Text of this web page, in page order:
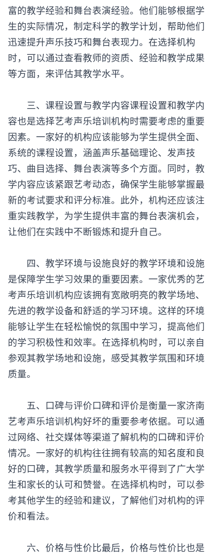
富的教学经验和舞台表演经验。他们能够根据学
生的实际情况，制定科学的教学计划，帮助他们
迅速提升声乐技巧和舞台表现力。在选择机构
时，可以通过查看教师的资质、经验和教学成果
等方面，来评估其教学水平。
三、课程设置与教学内容课程设置和教学内
容也是选择艺考声乐培训机构时需要考虑的重要
因素。一家好的机构应该能够为学生提供全面、
系统的课程设置，涵盖声乐基础理论、发声技
巧、曲目选择、舞台表演等多个方面。同时，教
学内容应该紧跟艺考动态，确保学生能够掌握最
新的考试要求和评分标准。此外，机构还应该注
重实践教学，为学生提供丰富的舞台表演机会，
让他们在实践中不断锻炼和提升自己。
四、教学环境与设施良好的教学环境和设施
是保障学生学习效果的重要因素。一家优秀的艺
考声乐培训机构应该拥有宽敞明亮的教学场地、
先进的教学设备和舒适的学习环境。这样的环境
能够让学生在轻松愉悦的氛围中学习，提高他们
的学习积极性和效率。在选择机构时，可以亲自
参观其教学场地和设施，感受其教学氛围和环境
质量。
五、口碑与评价口碑和评价是衡量一家济南
艺考声乐培训机构好坏的重要参考依据。可以通
过网络、社交媒体等渠道了解机构的口碑和评价
情况。一家好的机构往往拥有较高的知名度和良
好的口碑，其教学质量和服务水平得到了广大学
生和家长的认可和赞誉。在选择机构时，可以参
考其他学生的经验和建议，了解他们对机构的评
价和看法。
六、价格与性价比最后，价格与性价比也是